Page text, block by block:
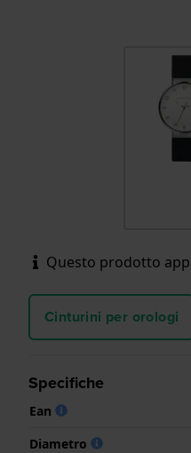
Questo prodotto
Cinturini per orologi
Specifiche
Ean
Diametro